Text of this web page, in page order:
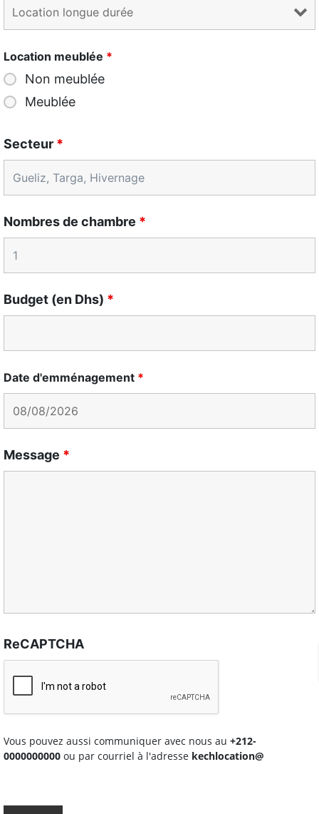
Location meublée *
Non meublée
Meublée
Secteur *
Nombres de chambre *
Budget (en Dhs) *
Date d'emménagement *
Message *
ReCAPTCHA
Vous pouvez aussi communiquer avec nous au +212-
0000000000 ou par courriel à l'adresse kechlocation@